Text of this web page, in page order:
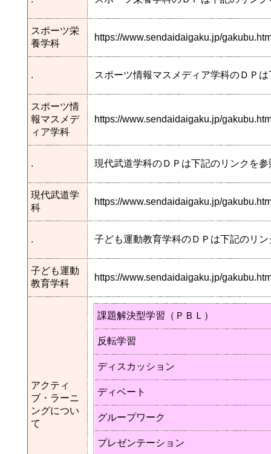
スポーツ栄
養学科
https://www.sendaidaigaku.jp/
. スポーツ情報マスメディア学科のＤＰ
スポーツ情
報マスメデ
ィア学科
https://www.sendaidaigaku.jp/
. 現代武道学科のＤＰは下記のリンクを
現代武道学
科
https://www.sendaidaigaku.jp/
. 子ども運動教育学科のＤＰは下記のリ
子ども運動
教育学科
https://www.sendaidaigaku.jp/
アクティ
ブ・ラーニ
ングについ
て
課題解決型学習（ＰＢＬ）
反転学習
ディスカッション
ディベート
グループワーク
プレゼンテーション